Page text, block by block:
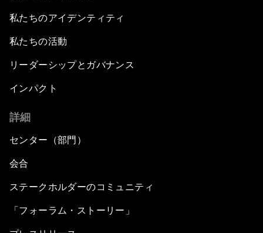
私たちのアイデンティティ
私たちの活動
リーダーシップとガバナンス
インパクト
詳細
センター（部門）
会合
ステークホルダーのコミュニティ
「フォーラム・ストーリー」